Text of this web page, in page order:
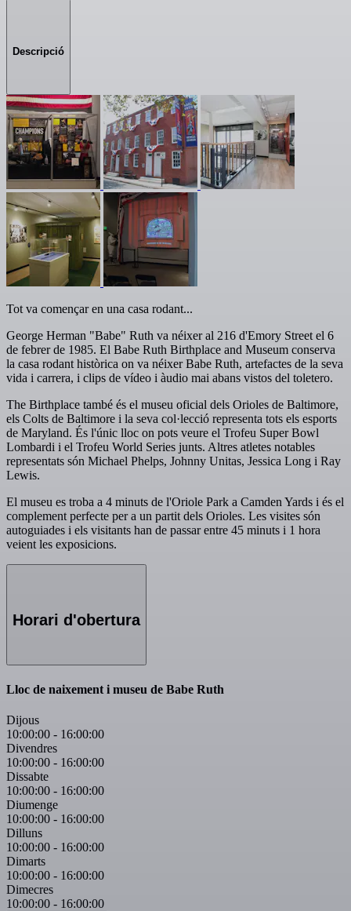
Descripció
Tot va començar en una casa rodant...
George Herman "Babe" Ruth va néixer al 216 d'Emory Street el 6
de febrer de 1985. El Babe Ruth Birthplace and Museum conserva
la casa rodant històrica on va néixer Babe Ruth, artefactes de la seva
vida i carrera, i clips de vídeo i àudio mai abans vistos del toletero.
The Birthplace també és el museu oficial dels Orioles de Baltimore,
els Colts de Baltimore i la seva col·lecció representa tots els esports
de Maryland. És l'únic lloc on pots veure el Trofeu Super Bowl
Lombardi i el Trofeu World Series junts. Altres atletes notables
representats són Michael Phelps, Johnny Unitas, Jessica Long i Ray
Lewis.
El museu es troba a 4 minuts de l'Oriole Park a Camden Yards i és el
complement perfecte per a un partit dels Orioles. Les visites són
autoguiades i els visitants han de passar entre 45 minuts i 1 hora
veient les exposicions.
Horari d'obertura
Lloc de naixement i museu de Babe Ruth
Dijous
10:00:00 - 16:00:00
Divendres
10:00:00 - 16:00:00
Dissabte
10:00:00 - 16:00:00
Diumenge
10:00:00 - 16:00:00
Dilluns
10:00:00 - 16:00:00
Dimarts
10:00:00 - 16:00:00
Dimecres
10:00:00 - 16:00:00